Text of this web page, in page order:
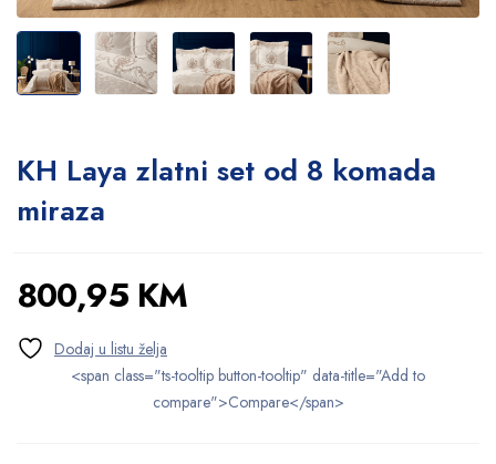
KH Laya zlatni set od 8 komada
miraza
800,95 KM
<span class="ts-tooltip button-tooltip" data-title="Add to
compare">Compare</span>